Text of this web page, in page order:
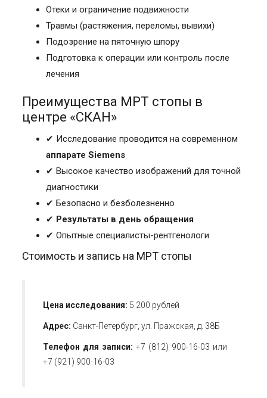
Отеки и ограничение подвижности
Травмы (растяжения, переломы, вывихи)
Подозрение на пяточную шпору
Подготовка к операции или контроль после
лечения
Преимущества МРТ стопы в
центре «СКАН»
✔ Исследование проводится на современном
аппарате Siemens
✔ Высокое качество изображений для точной
диагностики
✔ Безопасно и безболезненно
✔ Результаты в день обращения
✔ Опытные специалисты-рентгенологи
Стоимость и запись на МРТ стопы
Цена исследования: 5 200 рублей
Адрес: Санкт-Петербург, ул. Пражская, д. 38Б
Телефон для записи: +7 (812) 900-16-03 или
+7 (921) 900-16-03